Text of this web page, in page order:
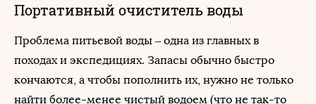
Портативный очиститель воды
Проблема питьевой воды – одна из главных в
походах и экспедициях. Запасы обычно быстро
кончаются, а чтобы пополнить их, нужно не только
найти более-менее чистый водоем (что не так-то